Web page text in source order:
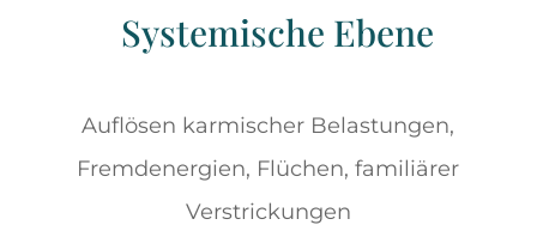
Systemische Ebene
Auflösen karmischer Belastungen,
Fremdenergien, Flüchen, familiärer
Verstrickungen